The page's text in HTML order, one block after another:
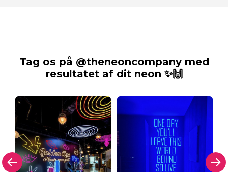
Tag os på @theneoncompany med
resultatet af dit neon ✨🙌